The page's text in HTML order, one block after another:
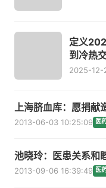
定义
到冷热
2025-12-
上海脐血库：愿捐
2013-06-03 10:25:09 医
池晓玲：医患关系和
2013-09-06 16:39:49 医